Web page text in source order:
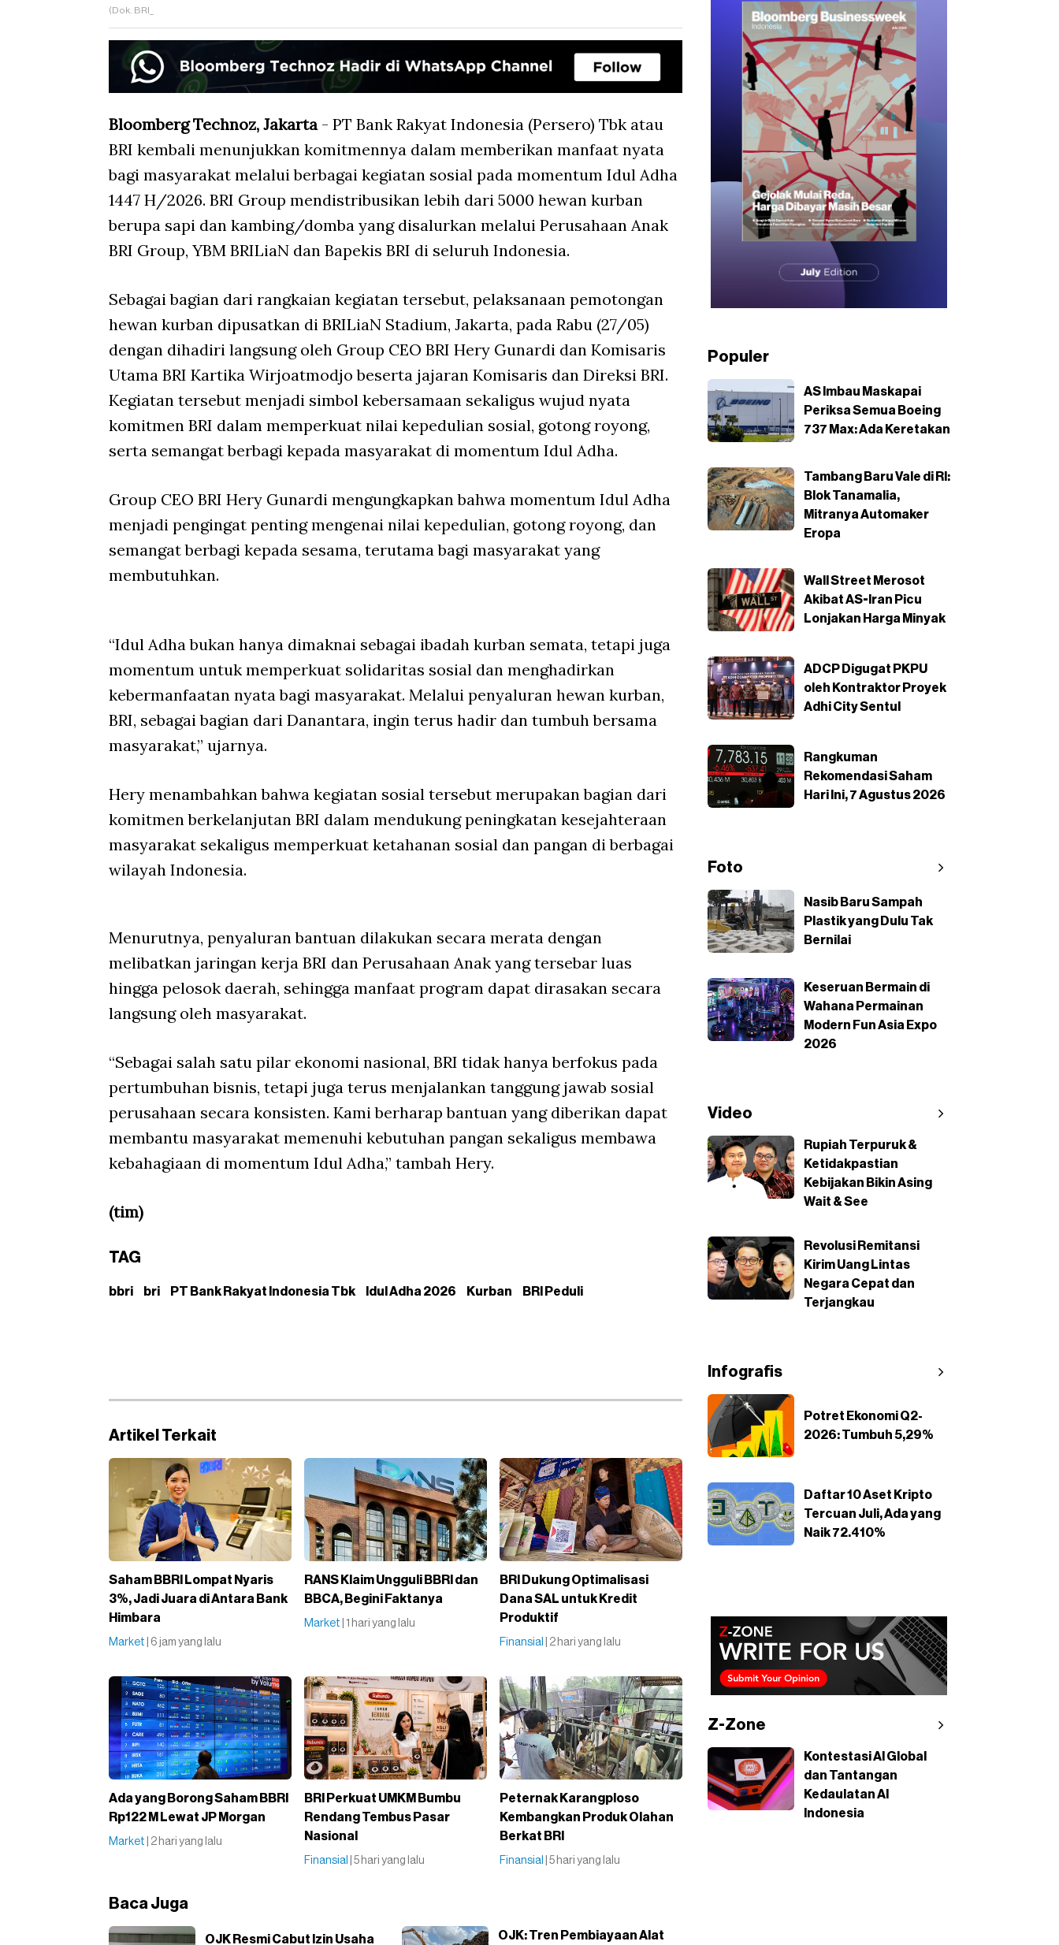
(Dok. BRI_
Bloomberg Technoz, Jakarta- PT Bank Rakyat Indonesia (Persero) Tbk atau
BRI kembali menunjukkan komitmennya dalam memberikan manfaat nyata
bagi masyarakat melalui berbagai kegiatan sosial pada momentum Idul Adha
1447 H/2026. BRI Group mendistribusikan lebih dari 5000 hewan kurban
berupa sapi dan kambing/domba yang disalurkan melalui Perusahaan Anak
BRI Group, YBM BRILiaN dan Bapekis BRI di seluruh Indonesia.
Sebagai bagian dari rangkaian kegiatan tersebut, pelaksanaan pemotongan
hewan kurban dipusatkan di BRILiaN Stadium, Jakarta, pada Rabu (27/05)
dengan dihadiri langsung oleh Group CEO BRI Hery Gunardi dan Komisaris
Utama BRI Kartika Wirjoatmodjo beserta jajaran Komisaris dan Direksi BRI.
Kegiatan tersebut menjadi simbol kebersamaan sekaligus wujud nyata
komitmen BRI dalam memperkuat nilai kepedulian sosial, gotong royong,
serta semangat berbagi kepada masyarakat di momentum Idul Adha.
Group CEO BRI Hery Gunardi mengungkapkan bahwa momentum Idul Adha
menjadi pengingat penting mengenai nilai kepedulian, gotong royong, dan
semangat berbagi kepada sesama, terutama bagi masyarakat yang
membutuhkan.
“Idul Adha bukan hanya dimaknai sebagai ibadah kurban semata, tetapi juga
momentum untuk memperkuat solidaritas sosial dan menghadirkan
kebermanfaatan nyata bagi masyarakat. Melalui penyaluran hewan kurban,
BRI, sebagai bagian dari Danantara, ingin terus hadir dan tumbuh bersama
masyarakat,” ujarnya.
Hery menambahkan bahwa kegiatan sosial tersebut merupakan bagian dari
komitmen berkelanjutan BRI dalam mendukung peningkatan kesejahteraan
masyarakat sekaligus memperkuat ketahanan sosial dan pangan di berbagai
wilayah Indonesia.
Menurutnya, penyaluran bantuan dilakukan secara merata dengan
melibatkan jaringan kerja BRI dan Perusahaan Anak yang tersebar luas
hingga pelosok daerah, sehingga manfaat program dapat dirasakan secara
langsung oleh masyarakat.
“Sebagai salah satu pilar ekonomi nasional, BRI tidak hanya berfokus pada
pertumbuhan bisnis, tetapi juga terus menjalankan tanggung jawab sosial
perusahaan secara konsisten. Kami berharap bantuan yang diberikan dapat
membantu masyarakat memenuhi kebutuhan pangan sekaligus membawa
kebahagiaan di momentum Idul Adha,” tambah Hery.
(tim)
TAG
bbri bri PT Bank Rakyat Indonesia Tbk Idul Adha 2026 Kurban BRI Peduli
Artikel Terkait
Saham BBRI Lompat Nyaris
3%, Jadi Juara di Antara Bank
Himbara
Market | 6 jam yang lalu
RANS Klaim Ungguli BBRI dan
BBCA, Begini Faktanya
Market | 1 hari yang lalu
BRI Dukung Optimalisasi
Dana SAL untuk Kredit
Produktif
Finansial | 2 hari yang lalu
Ada yang Borong Saham BBRI
Rp122 M Lewat JP Morgan
Market | 2 hari yang lalu
BRI Perkuat UMKM Bumbu
Rendang Tembus Pasar
Nasional
Finansial | 5 hari yang lalu
Peternak Karangploso
Kembangkan Produk Olahan
Berkat BRI
Finansial | 5 hari yang lalu
Baca Juga
OJK Resmi Cabut Izin Usaha OJK: Tren Pembiayaan Alat
Populer
AS Imbau Maskapai
Periksa Semua Boeing
737 Max: Ada Keretakan
Tambang Baru Vale di RI:
Blok Tanamalia,
Mitranya Automaker
Eropa
Wall Street Merosot
Akibat AS-Iran Picu
Lonjakan Harga Minyak
ADCP Digugat PKPU
oleh Kontraktor Proyek
Adhi City Sentul
Rangkuman
Rekomendasi Saham
Hari Ini, 7 Agustus 2026
Foto
Nasib Baru Sampah
Plastik yang Dulu Tak
Bernilai
Keseruan Bermain di
Wahana Permainan
Modern Fun Asia Expo
2026
Video
Rupiah Terpuruk &
Ketidakpastian
Kebijakan Bikin Asing
Wait & See
Revolusi Remitansi
Kirim Uang Lintas
Negara Cepat dan
Terjangkau
Infografis
Potret Ekonomi Q2-
2026: Tumbuh 5,29%
Daftar 10 Aset Kripto
Tercuan Juli, Ada yang
Naik 72.410%
Z-Zone
Kontestasi AI Global
dan Tantangan
Kedaulatan AI
Indonesia